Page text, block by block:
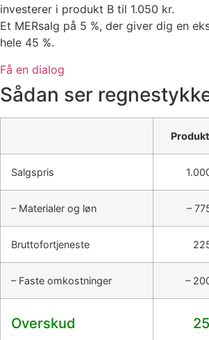
investerer i produkt B til 1.050 kr.
Et MERsalg på 5 %, der giver dig en
hele 45 %.
Få en dialog
Sådan ser
Salgspris
– Materialer og løn –
Bruttofortjeneste
– Faste omkostninger –
Overskud